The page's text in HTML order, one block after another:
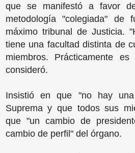
que se manifestó a favor
metodología "colegiada" de
máximo tribunal de Justicia.
tiene una facultad distinta de
miembros. Prácticamente
consideró.
Insistió en que "no hay
Suprema y que todos sus
que "un cambio de
cambio de perfil" del órgano.